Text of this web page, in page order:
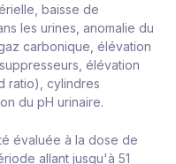
baisse de
les urines, anomalie du
carbonique, élévation
élévation
ratio), cylindres
du pH urinaire.
évaluée à la dose de
allant jusqu'à 51